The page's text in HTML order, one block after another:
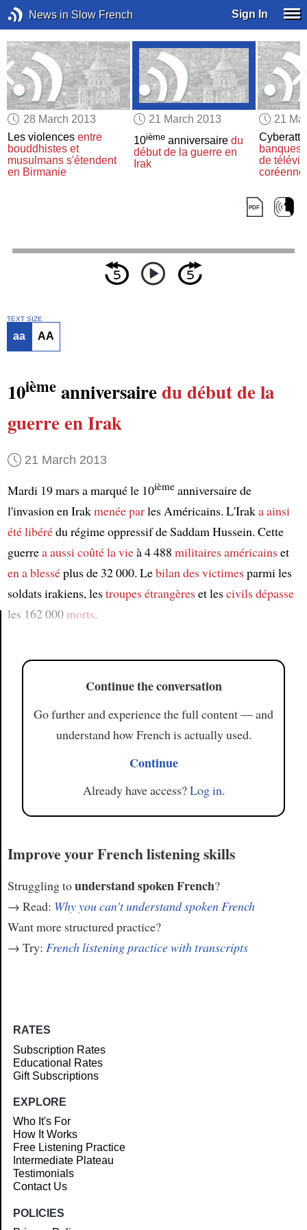
News in Slow French Sign In
28 March 2013
Les violencesentre
bouddhistes et
musulmans s'étendent
en Birmanie
21 March 2013
10ièmeanniversaire du
début de la guerre en
Irak
21
banques
de
TEXT SIZE
aa AA
10ièmeanniversairedu début de la
guerre en Irak
21 March 2013
Mardi 19 mars a marqué le 10ièmeanniversaire de
l'invasion en Irakmenée parles Américains. L'Iraka ainsi
été libérédu régime oppressif de Saddam Hussein. Cette
guerrea aussi coûté la vieà 4 488 militaires américainset
en a blesséplus de 32 000. Lebilan des victimesparmi les
soldats irakiens, lestroupes étrangèreset lescivilsdépasse
les 162 000 morts.
Continue the conversation
Go further and experience the full content — and
understand how French is actually used.
Continue
Already have access?Log in.
Improve your French listening skills
Struggling tounderstand spoken French?
→ Read: Why you can't understand spoken French
Want more structured practice?
→ Try: French listening practice with transcripts
RATES
Subscription Rates
Educational Rates
Gift Subscriptions
EXPLORE
Who It's For
How It Works
Free Listening Practice
Intermediate Plateau
Testimonials
Contact Us
POLICIES